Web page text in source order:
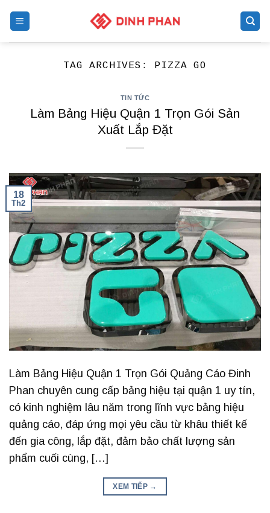
TAG ARCHIVES: PIZZA GO
TIN TỨC
Làm Bảng Hiệu Quận 1 Trọn Gói Sản
Xuất Lắp Đặt
18
Th2
Làm Bảng Hiệu Quận 1 Trọn Gói Quảng Cáo Đinh
Phan chuyên cung cấp bảng hiệu tại quận 1 uy tín,
có kinh nghiệm lâu năm trong lĩnh vực bảng hiệu
quảng cáo, đáp ứng mọi yêu cầu từ khâu thiết kế
đến gia công, lắp đặt, đảm bảo chất lượng sản
phẩm cuối cùng, […]
XEM TIẾP →